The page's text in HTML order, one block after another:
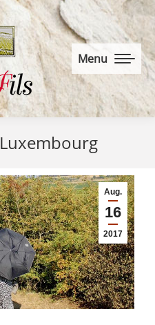
Menu
Aug.
16
2017